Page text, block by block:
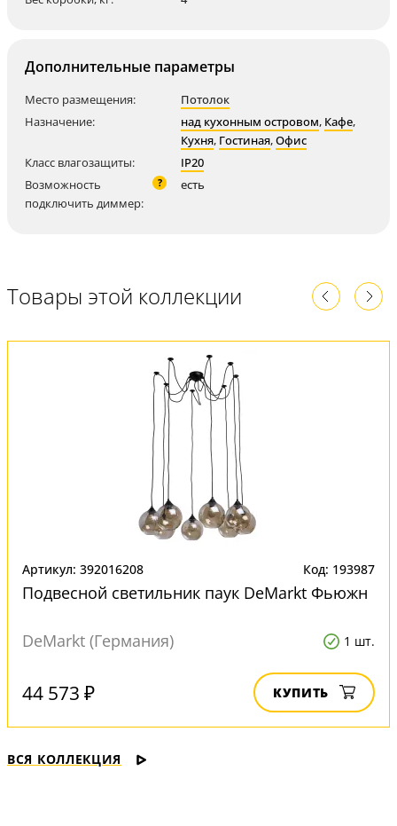
Дополнительные параметры
Место размещения:
Потолок
Назначение:
над кухонным островом, Кафе,
Кухня, Гостиная,Офис
Класс влагозащиты:
IP20
Возможность
подключить диммер:
? есть
Товары этой коллекции
Артикул: 392016208 Код: 193987
Подвесной светильник паук DeMarkt Фьюжн
DeMarkt (Германия) 1 шт.
44 573 ₽ КУПИТЬ
ВСЯ КОЛЛЕКЦИЯ